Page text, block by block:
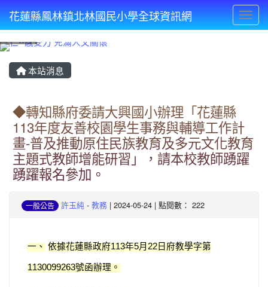
花蓮縣鳳林鎮北林國民小學全球資訊網
本站消息
◆轉知縣府委請大興國小辦理「花蓮縣
113年度友善校園學生事務與輔導工作計
畫-普及推動原住民族教育及多元文化教育
主題式教師增能研習」，請本校教師踴躍
踴躍報名參加。
一般公告 許玉純 - 教務 | 2024-05-24 | 點閱數： 222
一、 依據花蓮縣政府113年5月22日府教學字第
1130099263號函辦理。